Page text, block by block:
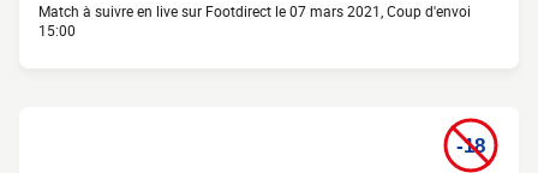
Match à suivre en live sur Footdirect le 07 mars 2021, Coup d'envoi
15:00